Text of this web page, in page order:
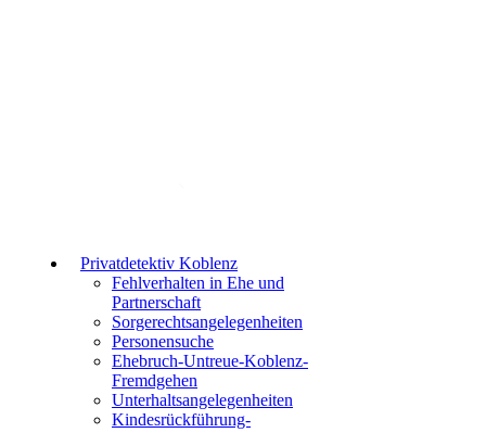
Privatdetektiv Koblenz
Fehlverhalten in Ehe und
Partnerschaft
Sorgerechtsangelegenheiten
Personensuche
Ehebruch-Untreue-Koblenz-
Fremdgehen
Unterhaltsangelegenheiten
Kindesrückführung-